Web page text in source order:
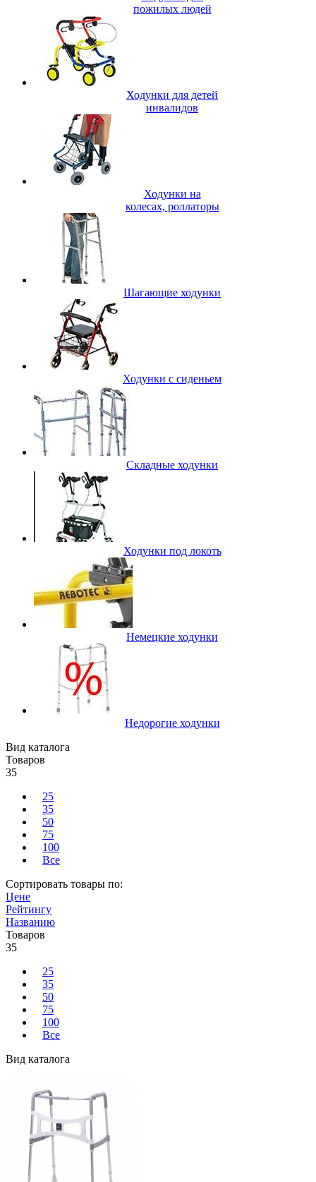
пожилых людей
Ходунки для детей
инвалидов
Ходунки на
колесах, роллаторы
Шагающие ходунки
Ходунки с сиденьем
Складные ходунки
Ходунки под локоть
Немецкие ходунки
Недорогие ходунки
Вид каталога
Товаров
35
25
35
50
75
100
Все
Сортировать товары по:
Цене
Рейтингу
Названию
Товаров
35
25
35
50
75
100
Все
Вид каталога